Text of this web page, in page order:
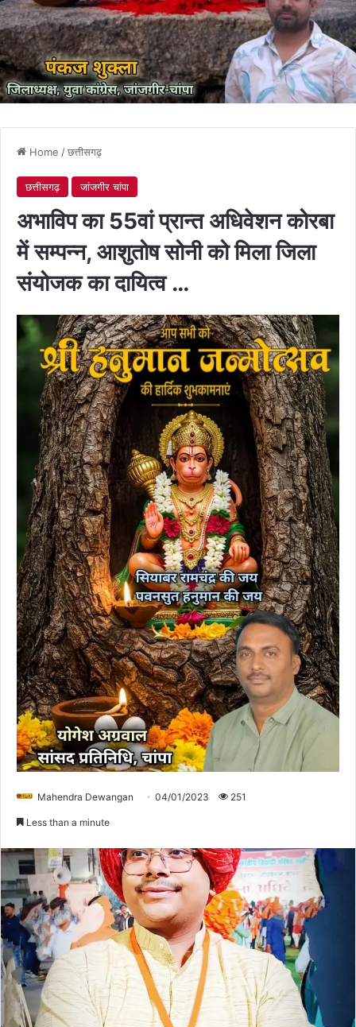
Home /छत्तीसगढ़
छत्तीसगढ़ जांजगीर चांपा
अभाविप का 55वां प्रान्त अधिवेशन कोरबा
में सम्पन्न, आशुतोष सोनी को मिला जिला
संयोजक का दायित्व …
Mahendra Dewangan 04/01/2023 251
Less than a minute